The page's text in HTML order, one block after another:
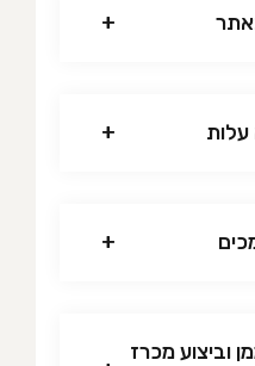
עלות
וביצוע מכרז